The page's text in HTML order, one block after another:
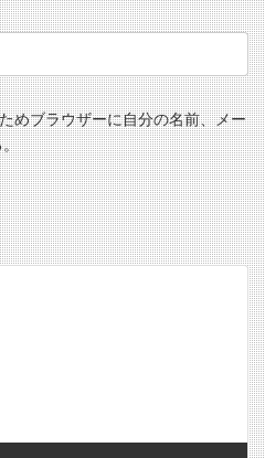
めブラウザーに自分の名前、メー
。